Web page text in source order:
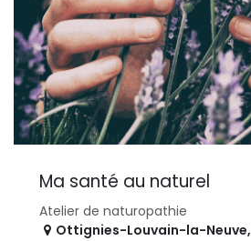
Ma santé au naturel
Atelier de naturopathie
Ottignies-Louvain-la-Neuve,